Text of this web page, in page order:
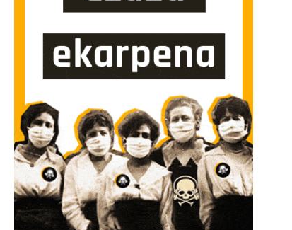
A LA IZQUIERDA ABERTZALE EN GASTEIZ SARRERAN